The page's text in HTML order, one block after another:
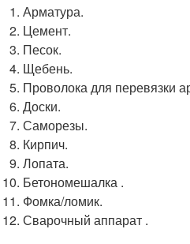
Арматура.
Цемент.
Песок.
Щебень.
Проволока для перевязки
Доски.
Саморезы.
Кирпич.
Лопата.
Бетономешалка .
Фомка/ломик.
Сварочный аппарат .